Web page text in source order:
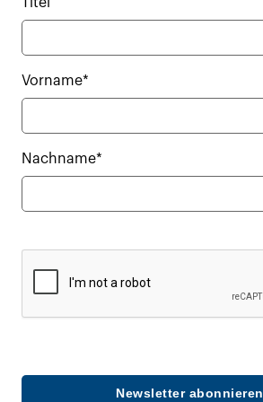
Titel
Vorname*
Nachname*
Newsletter abonnieren